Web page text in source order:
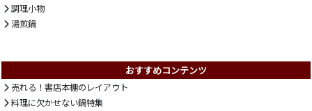
調理小物
湯煎鍋
おすすめコンテンツ
売れる！書店本棚のレイアウト
料理に欠かせない鍋特集